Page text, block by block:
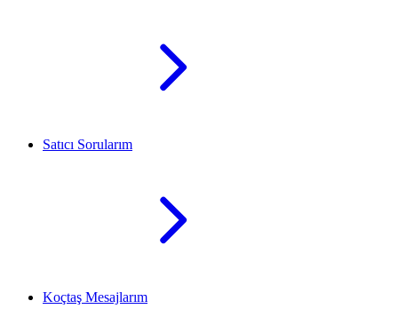
Satıcı Sorularım
Koçtaş Mesajlarım